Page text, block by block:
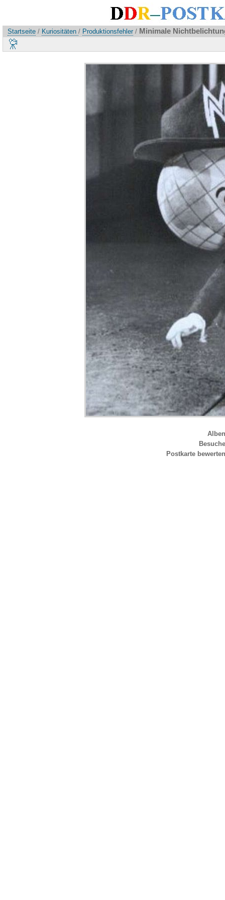
Startseite / Kuriositäten / Produktionsfehler / Minimale
Alben
Besuche
Postkarte bewerten